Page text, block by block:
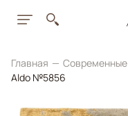
Главная Современные
Aldo №5856